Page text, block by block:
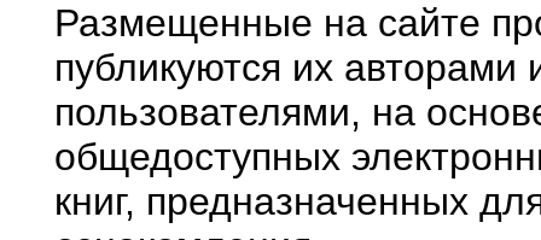
Размещенные на сайте
публикуются их авторами
пользователями, на
общедоступных
книг, предназначенных